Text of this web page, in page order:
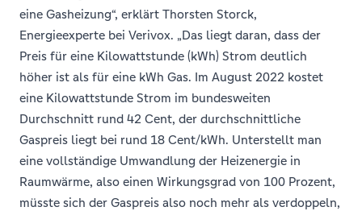
eine Gasheizung“, erklärt Thorsten Storck,
Energieexperte bei Verivox. „Das liegt daran, dass der
Preis für eine Kilowattstunde (kWh) Strom deutlich
höher ist als für eine kWh Gas. Im August 2022 kostet
eine Kilowattstunde Strom im bundesweiten
Durchschnitt rund 42 Cent, der durchschnittliche
Gaspreis liegt bei rund 18 Cent/kWh. Unterstellt man
eine vollständige Umwandlung der Heizenergie in
Raumwärme, also einen Wirkungsgrad von 100 Prozent,
müsste sich der Gaspreis also noch mehr als verdoppeln,